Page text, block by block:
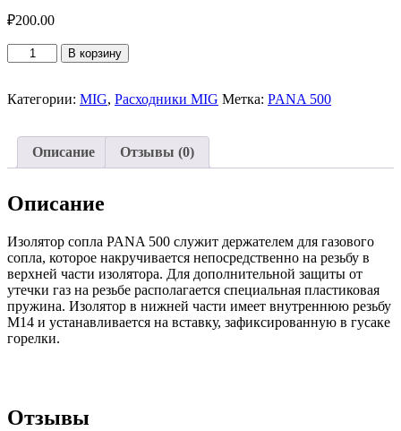
₽200.00
Количество
товара
сопла
В корзину
Категории: MIG, Расходники MIG Метка: PANA 500
Описание Отзывы (0)
Описание
Изолятор сопла PANA 500 служит держателем для газового
сопла, которое накручивается непосредственно на резьбу в
верхней части изолятора. Для дополнительной защиты от
утечки газ на резьбе располагается специальная пластиковая
пружина. Изолятор в нижней части имеет внутреннюю резьбу
M14 и устанавливается на вставку, зафиксированную в гусаке
горелки.
Отзывы